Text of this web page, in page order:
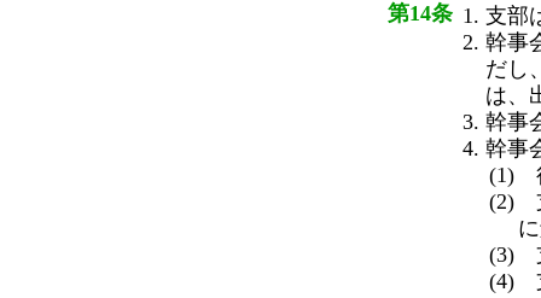
第14条
支部
幹事
だし
は、
幹事
幹事
(1)
(2)
(3)
(4)